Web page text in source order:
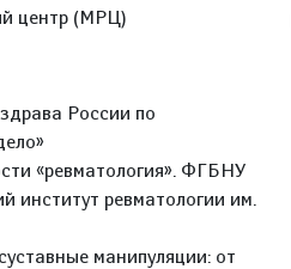
центр (МРЦ)
России по
«ревматология». ФГБНУ
институт ревматологии им.
манипуляции: от